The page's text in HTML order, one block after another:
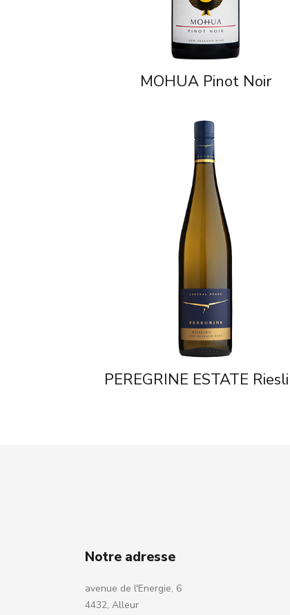
MOHUA Pinot Noir
PEREGRINE ESTATE
Notre adresse
avenue de l'Energie, 6
4432, Alleur